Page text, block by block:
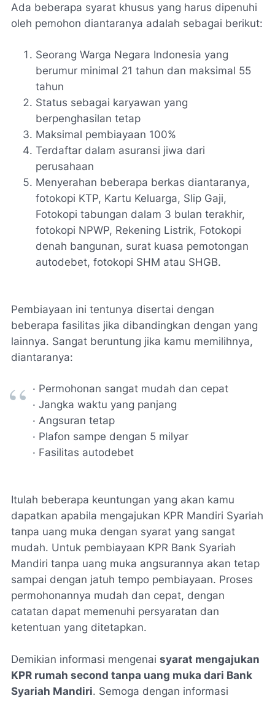
Ada beberapa syarat khusus yang harus dipenuhi
oleh pemohon diantaranya adalah sebagai berikut:
Seorang Warga Negara Indonesia yang
berumur minimal 21 tahun dan maksimal 55
tahun
Status sebagai karyawan yang
berpenghasilan tetap
Maksimal pembiayaan 100%
Terdaftar dalam asuransi jiwa dari
perusahaan
Menyerahan beberapa berkas diantaranya,
fotokopi KTP, Kartu Keluarga, Slip Gaji,
Fotokopi tabungan dalam 3 bulan terakhir,
fotokopi NPWP, Rekening Listrik, Fotokopi
denah bangunan, surat kuasa pemotongan
autodebet, fotokopi SHM atau SHGB.
Pembiayaan ini tentunya disertai dengan
beberapa fasilitas jika dibandingkan dengan yang
lainnya. Sangat beruntung jika kamu memilihnya,
diantaranya:
· Permohonan sangat mudah dan cepat
· Jangka waktu yang panjang
· Angsuran tetap
· Plafon sampe dengan 5 milyar
· Fasilitas autodebet
Itulah beberapa keuntungan yang akan kamu
dapatkan apabila mengajukan KPR Mandiri Syariah
tanpa uang muka dengan syarat yang sangat
mudah. Untuk pembiayaan KPR Bank Syariah
Mandiri tanpa uang muka angsurannya akan tetap
sampai dengan jatuh tempo pembiayaan. Proses
permohonannya mudah dan cepat, dengan
catatan dapat memenuhi persyaratan dan
ketentuan yang ditetapkan.
Demikian informasi mengenai syarat mengajukan
KPR rumah second tanpa uang muka dari Bank
Syariah Mandiri. Semoga dengan informasi